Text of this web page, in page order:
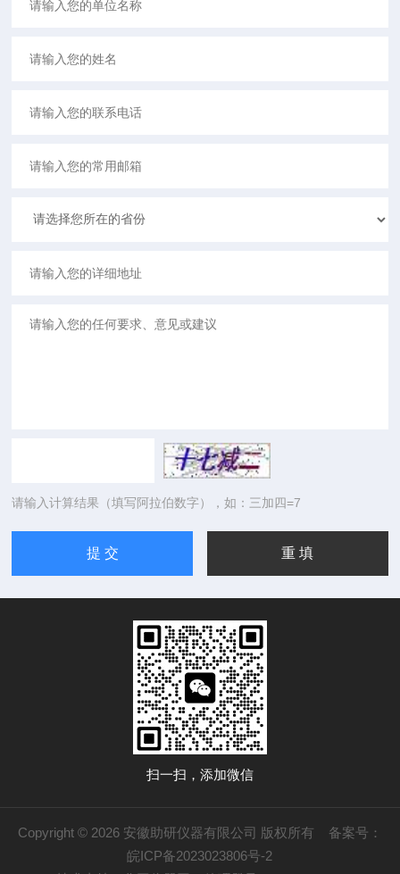
请输入计算结果（填写阿拉伯数字），如：三加四=7
扫一扫，添加微信
Copyright © 2026 安徽助研仪器有限公司 版权所有 备案号：
皖ICP备2023023806号-2